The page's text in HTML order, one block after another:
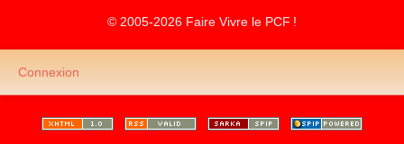
© 2005-2026 Faire Vivre le PCF !
Connexion